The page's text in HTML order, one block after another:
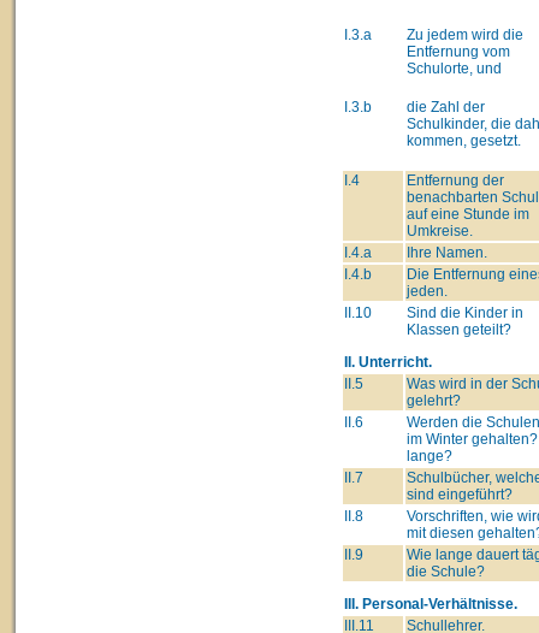
I.3.a
Zu jedem wird die
Entfernung vom
Schulorte, und
I.3.b
die Zahl der
Schulkinder, die
kommen, gesetzt.
I.4
Entfernung der
benachbarten
auf eine Stunde im
Umkreise.
I.4.a
Ihre Namen.
I.4.b
Die Entfernung
jeden.
II.10
Sind die Kinder in
Klassen geteilt?
II. Unterricht.
II.5
Was wird in der
gelehrt?
II.6
Werden die
im Winter
lange?
II.7
Schulbücher,
sind eingeführt?
II.8
Vorschriften, wie
mit diesen
II.9
Wie lange dauert
die Schule?
III. Personal-Verhältnisse.
III.11
Schullehrer.